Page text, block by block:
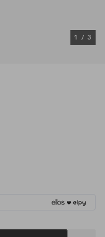
1 / 3